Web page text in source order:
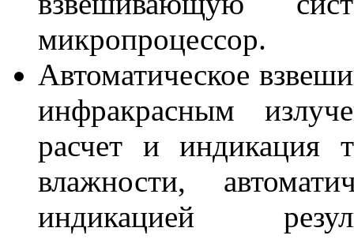
микропроцессор.
Автоматическое
инфракрасным
расчет и индикация
влажности,
индикацией